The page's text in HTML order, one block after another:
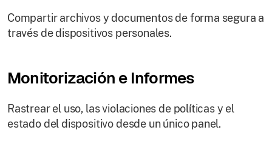
Compartir archivos y documentos de forma segura a
través de dispositivos personales.
Monitorización e Informes
Rastrear el uso, las violaciones de políticas y el
estado del dispositivo desde un único panel.